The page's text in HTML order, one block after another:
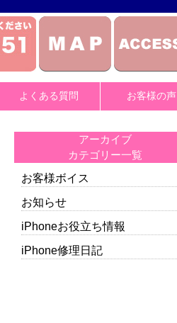
よくある質問 お客様の声
アーカイブ
カテゴリー一覧
お客様ボイス
お知らせ
iPhoneお役立ち情報
iPhone修理日記